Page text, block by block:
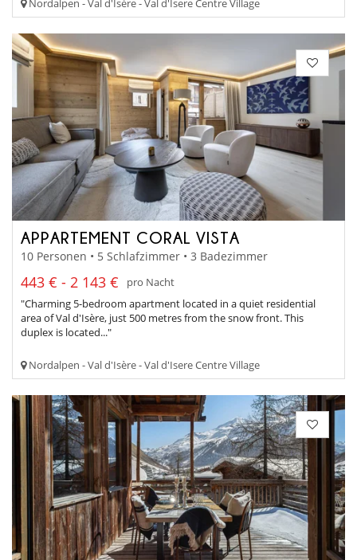
Nordalpen - Val d'Isère - Val d'Isere Centre Village
APPARTEMENT CORAL VISTA
10 Personen • 5 Schlafzimmer • 3 Badezimmer
443 € - 2 143 €
pro Nacht
"Charming 5-bedroom apartment located in a quiet residential
area of Val d'Isère, just 500 metres from the snow front. This
duplex is located..."
Nordalpen - Val d'Isère - Val d'Isere Centre Village